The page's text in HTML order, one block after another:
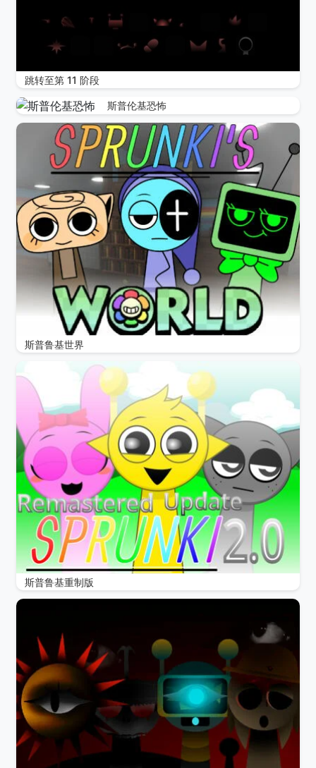
跳转至第 11 阶段
斯普伦基恐怖
斯普鲁基世界
斯普鲁基重制版